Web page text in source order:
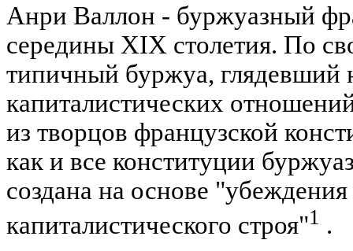
Анри Валлон - буржуазный
середины XIX столетия. По
типичный буржуа, глядевший
капиталистических
из творцов французской
как и все конституции
создана на основе
капиталистического строя"1 .